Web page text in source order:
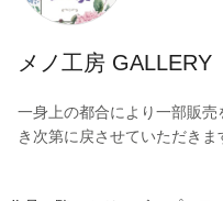
メノ工房 GALLERY
一身上の都合により一部販
き次第に戻させていただきま